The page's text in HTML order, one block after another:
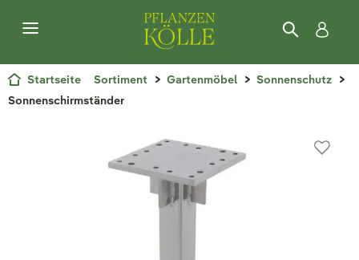
Startseite Sortiment Gartenmöbel
Sonnenschutz
Sonnenschirmständer